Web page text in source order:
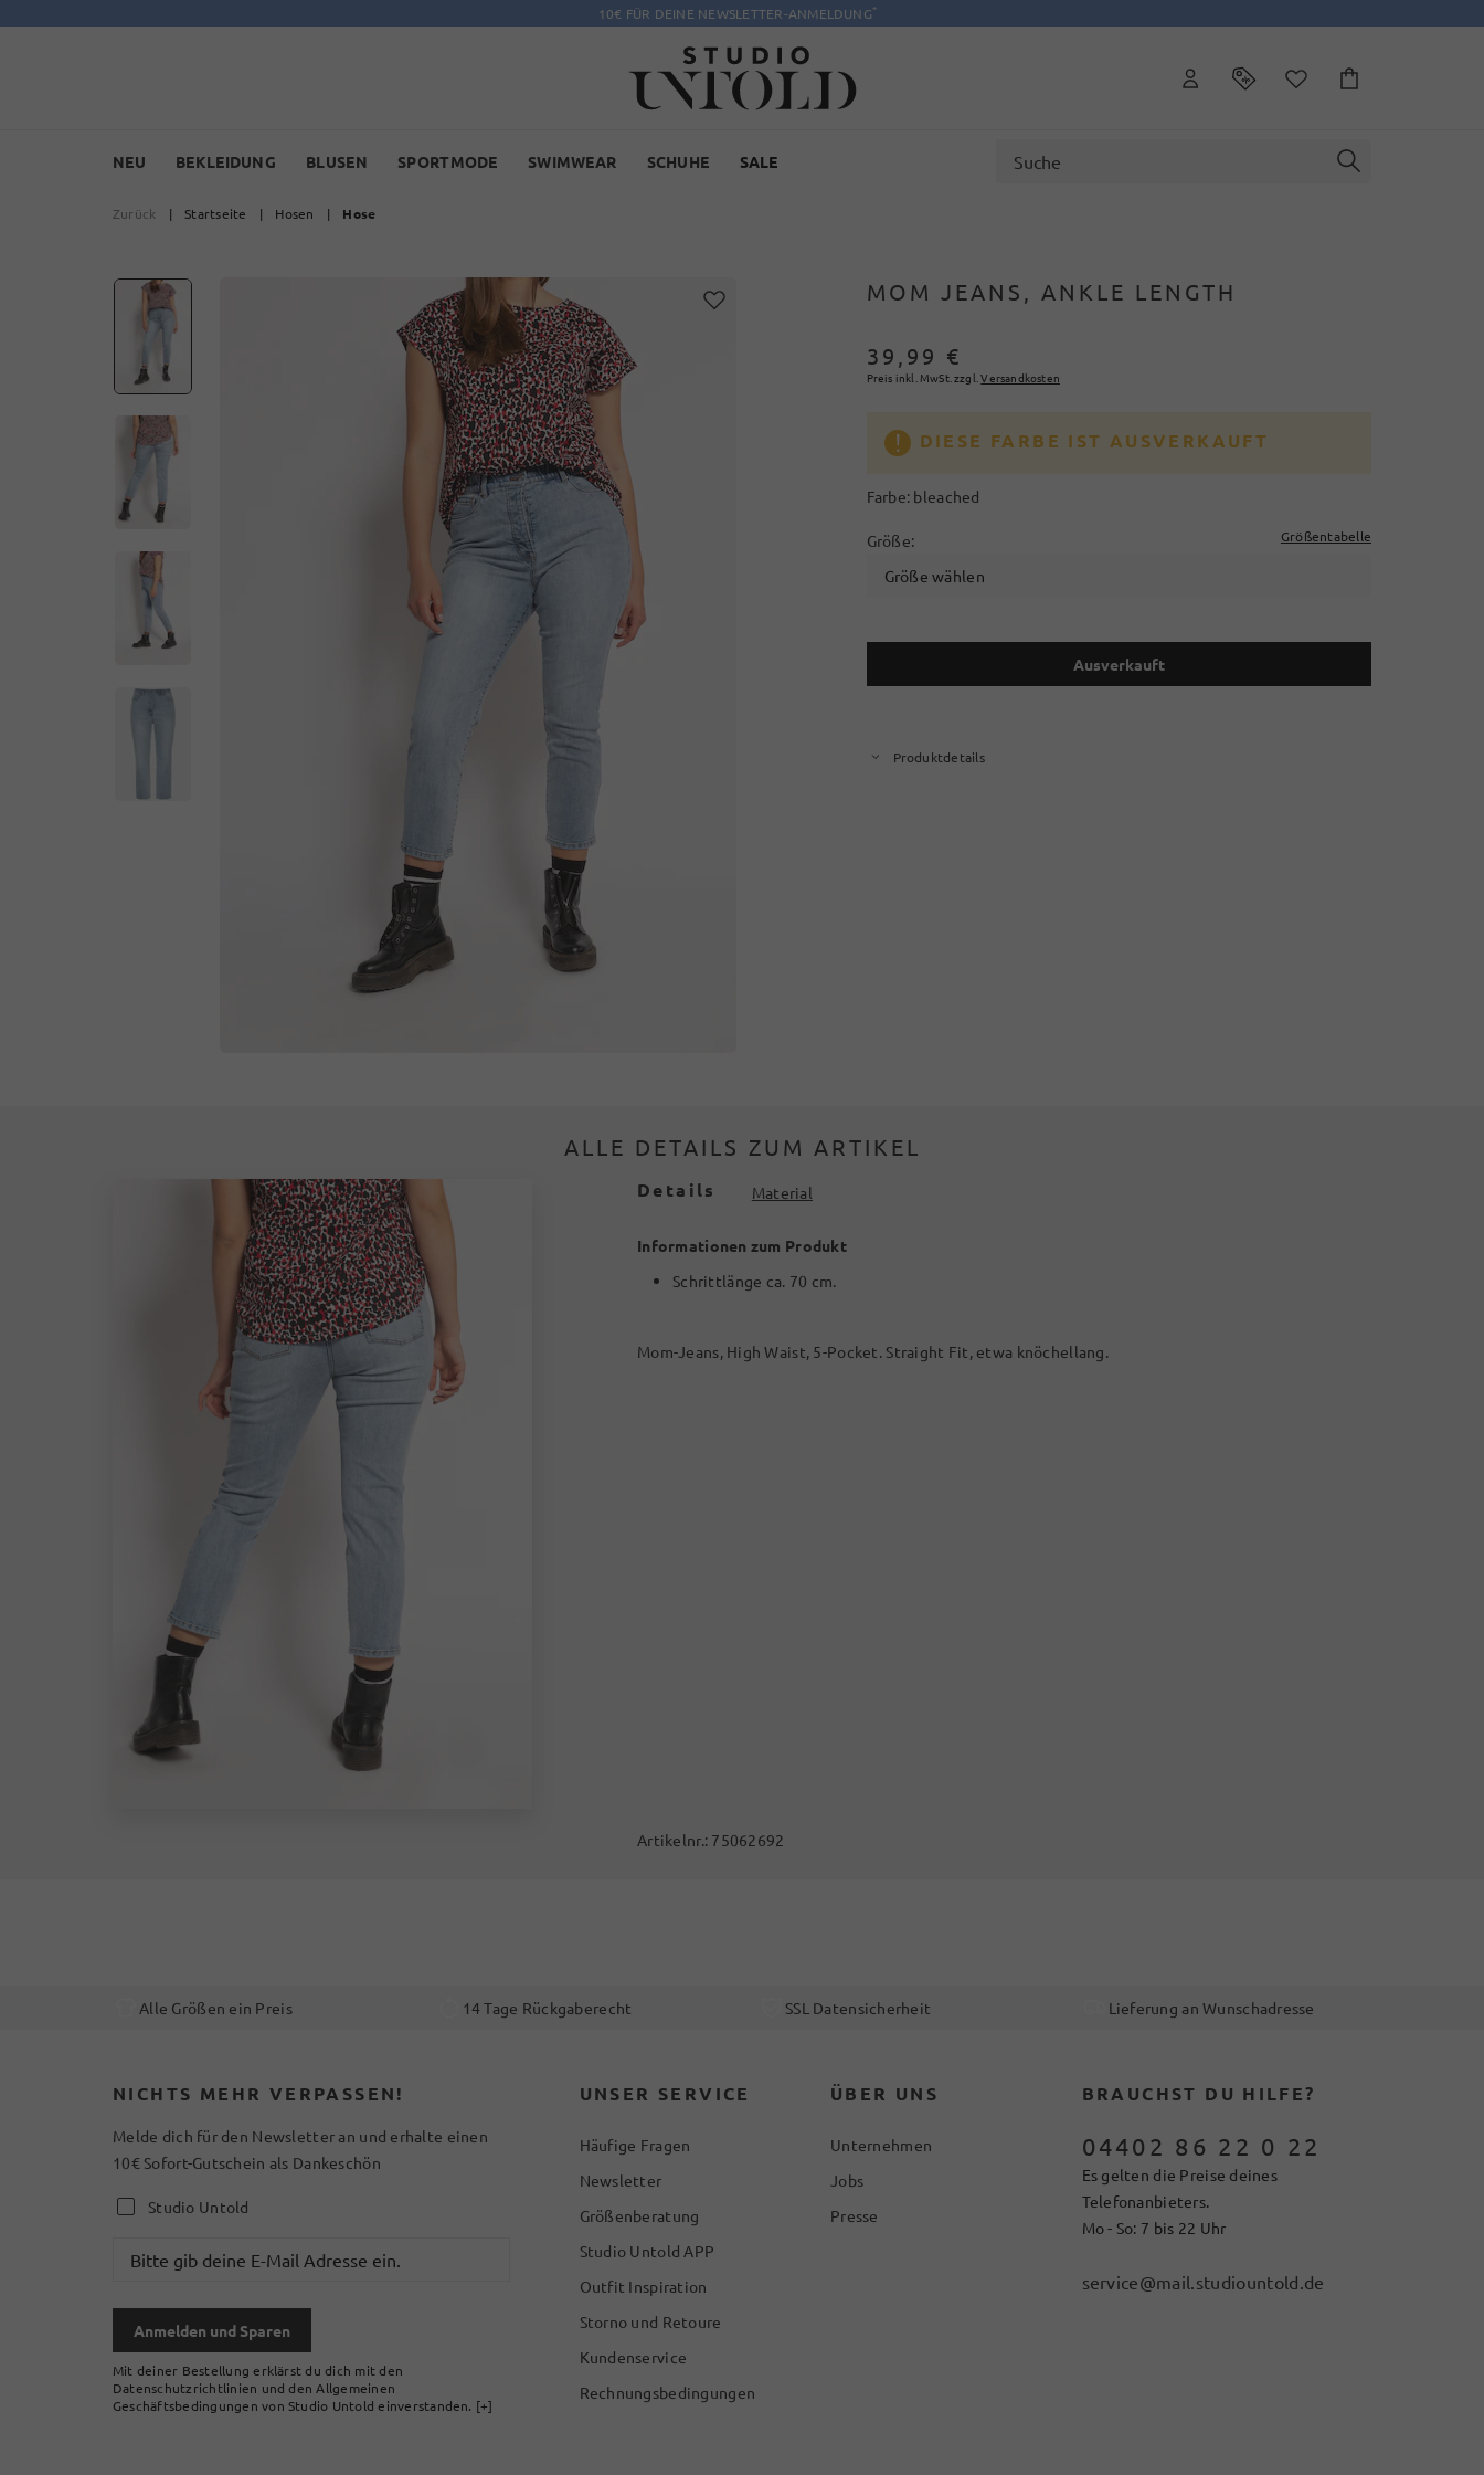
10€ FÜR DEINE NEWSLETTER-ANMELDUNG*
NEU BEKLEIDUNG BLUSEN SPORTMODE SWIMWEAR SCHUHE SALE
Zurück | Startseite | Hosen | Hose
MOM JEANS, ANKLE LENGTH
39,99 €
Preis inkl. MwSt. zzgl.Versandkosten
DIESE FARBE IST AUSVERKAUFT
Farbe: bleached
Größe: Größentabelle
Größe wählen
Ausverkauft
Produktdetails
ALLE DETAILS ZUM ARTIKEL
Details Material
Informationen zum Produkt
Schrittlänge ca. 70 cm.
Mom-Jeans, High Waist, 5-Pocket. Straight Fit, etwa knöchellang.
Artikelnr.: 75062692
Alle Größen ein Preis 14 Tage Rückgaberecht SSL Datensicherheit Lieferung an Wunschadresse
NICHTS MEHR VERPASSEN!
Melde dich für den Newsletter an und erhalte einen
10€ Sofort-Gutschein als Dankeschön
Studio Untold
Anmelden und Sparen
Mit deiner Bestellung erklärst du dich mit den
Datenschutzrichtlinien und den Allgemeinen
Geschäftsbedingungen von Studio Untold einverstanden. [+]
UNSER SERVICE
Häufige Fragen
Newsletter
Größenberatung
Studio Untold APP
Outfit Inspiration
Storno und Retoure
Kundenservice
Rechnungsbedingungen
ÜBER UNS
Unternehmen
Jobs
Presse
BRAUCHST DU HILFE?
04402 86 22 0 22
Es gelten die Preise deines
Telefonanbieters.
Mo - So: 7 bis 22 Uhr
service@mail.studiountold.de